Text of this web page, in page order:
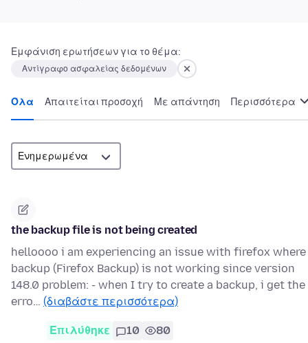
Εμφάνιση ερωτήσεων για το θέμα:
Αντίγραφο ασφαλείας δεδομένων
Όλα Απαιτείται προσοχή Με απάντηση Περισσότερα
the backup file is not being created
helloooo i am experiencing an issue with firefox where
backup (Firefox Backup) is not working since version
148.0 problem: - when I try to create a backup, i get the
erro… (διαβάστε περισσότερα)
Επιλύθηκε 10 80